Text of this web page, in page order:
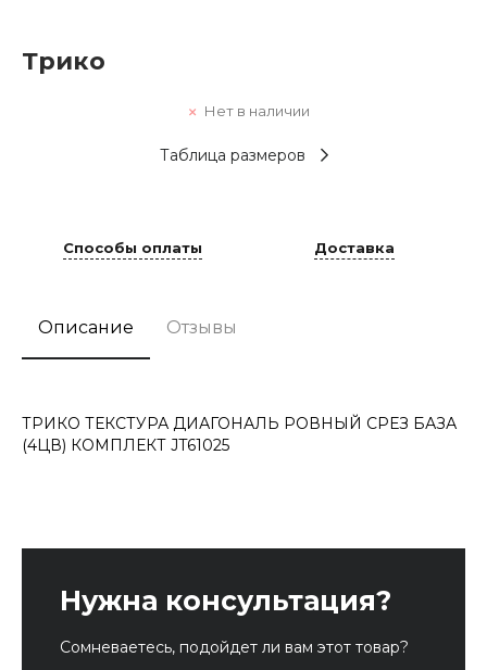
Трико
Нет в наличии
Таблица размеров
Способы оплаты Доставка
Описание Отзывы
ТРИКО ТЕКСТУРА ДИАГОНАЛЬ РОВНЫЙ СРЕЗ БАЗА
(4ЦВ) КОМПЛЕКТ JT61025
Нужна консультация?
Сомневаетесь, подойдет ли вам этот товар?